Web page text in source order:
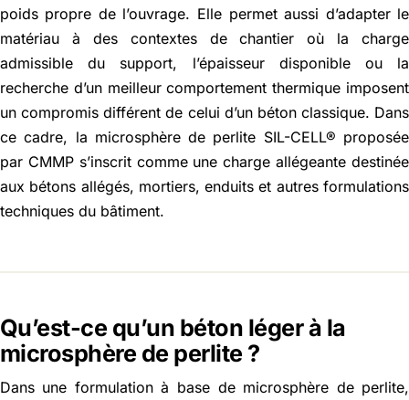
poids propre de l’ouvrage. Elle permet aussi d’adapter le
matériau à des contextes de chantier où la charge
admissible du support, l’épaisseur disponible ou la
recherche d’un meilleur comportement thermique imposent
un compromis différent de celui d’un béton classique. Dans
ce cadre, la microsphère de perlite SIL-CELL® proposée
par CMMP s’inscrit comme une charge allégeante destinée
aux bétons allégés, mortiers, enduits et autres formulations
techniques du bâtiment.
Qu’est-ce qu’un béton léger à la
microsphère de perlite ?
Dans une formulation à base de microsphère de perlite,